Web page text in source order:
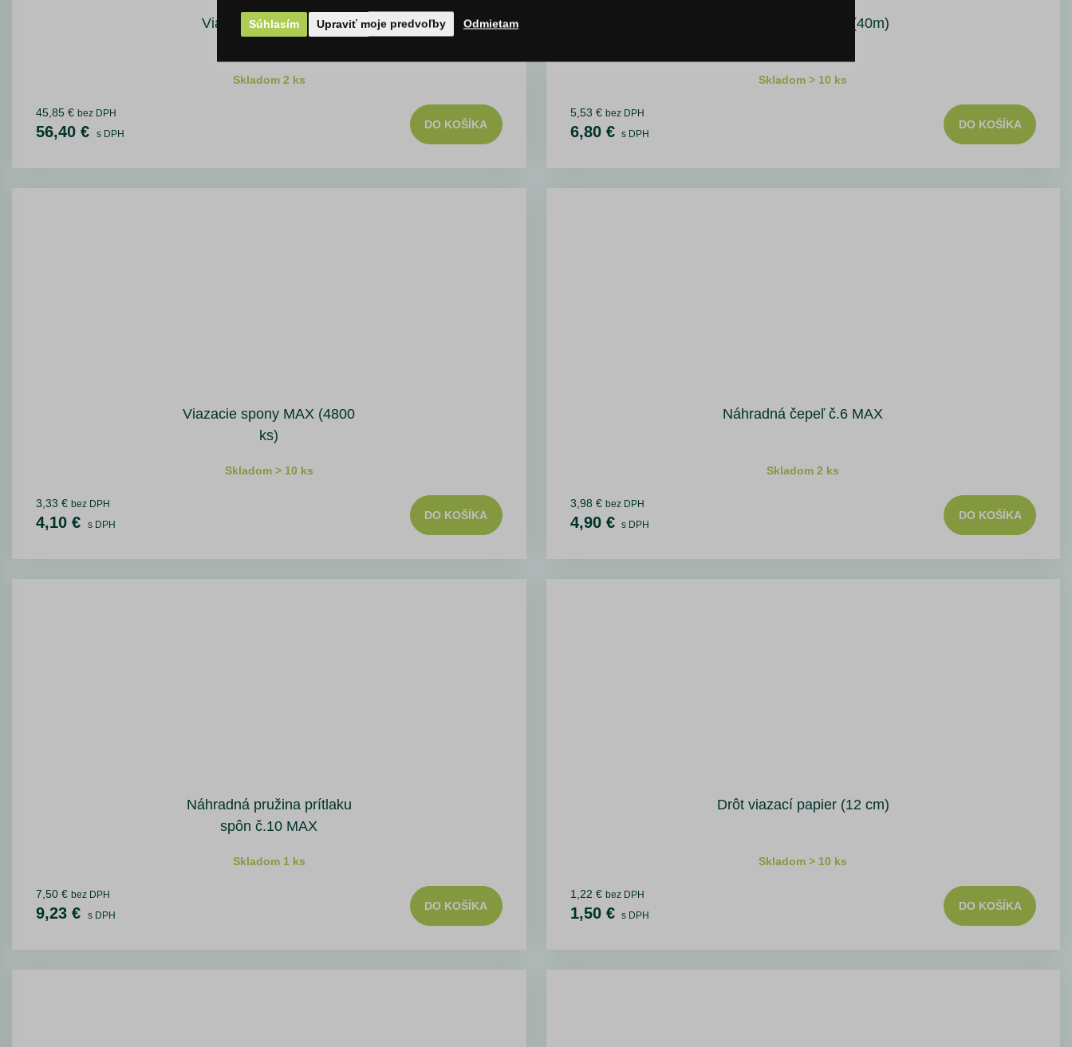
Viazacie kliešte MAX
Skladom 2 ks
45,85 € bez DPH
56,40 € s DPH
DO KOŠÍKA
Viazacia páska MAX (40m)
Skladom > 10 ks
5,53 € bez DPH
6,80 € s DPH
DO KOŠÍKA
Viazacie spony MAX (4800
ks)
Skladom > 10 ks
3,33 € bez DPH
4,10 € s DPH
DO KOŠÍKA
Náhradná čepeľ č.6 MAX
Skladom 2 ks
3,98 € bez DPH
4,90 € s DPH
DO KOŠÍKA
Náhradná pružina prítlaku
spôn č.10 MAX
Skladom 1 ks
7,50 € bez DPH
9,23 € s DPH
DO KOŠÍKA
Drôt viazací papier (12 cm)
Skladom > 10 ks
1,22 € bez DPH
1,50 € s DPH
DO KOŠÍKA
Súhlasím Upraviť moje predvoľby Odmietam